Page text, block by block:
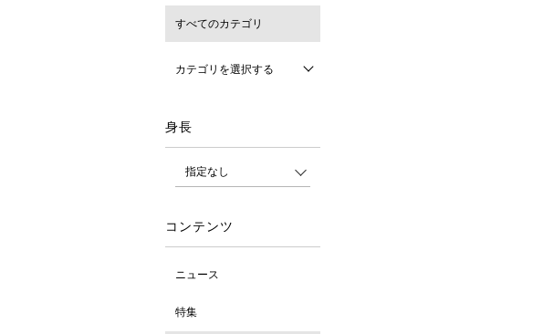
すべてのカテゴリ
カテゴリを選択する
身長
コンテンツ
ニュース
特集